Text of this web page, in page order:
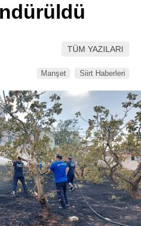
WhatsApp İhbar Hattı
TÜM YAZILARI
Manşet Siirt Haberleri